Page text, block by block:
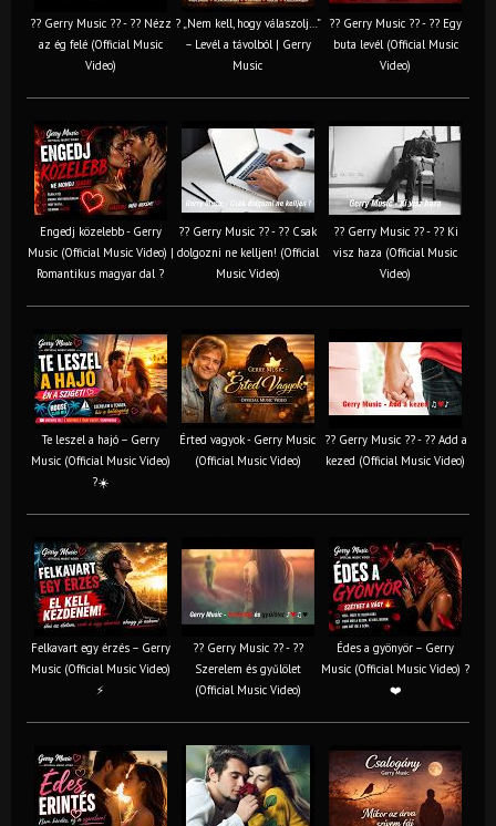
?? Gerry Music ?? - ?? Nézz
az ég felé (Official Music
Video)
? „Nem kell, hogy válaszolj…”
– Levél a távolból | Gerry
Music
?? Gerry Music ?? - ?? Egy
buta levél (Official Music
Video)
Engedj közelebb - Gerry
Music (Official Music Video) |
Romantikus magyar dal ?
?? Gerry Music ?? - ?? Csak
dolgozni ne kelljen! (Official
Music Video)
?? Gerry Music ?? - ?? Ki
visz haza (Official Music
Video)
Te leszel a hajó – Gerry
Music (Official Music Video)
?☀️
Érted vagyok - Gerry Music
(Official Music Video)
?? Gerry Music ?? - ?? Add a
kezed (Official Music Video)
Felkavart egy érzés – Gerry
Music (Official Music Video)
⚡
?? Gerry Music ?? - ??
Szerelem és gyűlölet
(Official Music Video)
Édes a gyönyör – Gerry
Music (Official Music Video) ?
❤️